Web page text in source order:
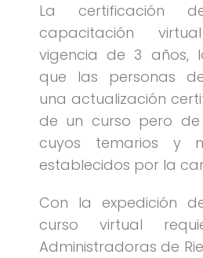
La certificación
capacitación
vigencia de 3 años,
que las personas
una actualización
de un curso pero de
cuyos temarios y
establecidos por la
Con la expedición
curso virtual
Administradoras de